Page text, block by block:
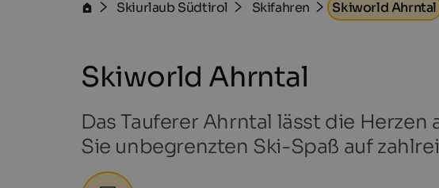
Skiurlaub Südtirol Skifahren Skiworld Ahrntal
Skiworld Ahrntal
Das Tauferer Ahrntal lässt die
Sie unbegrenzten Ski-Spaß auf